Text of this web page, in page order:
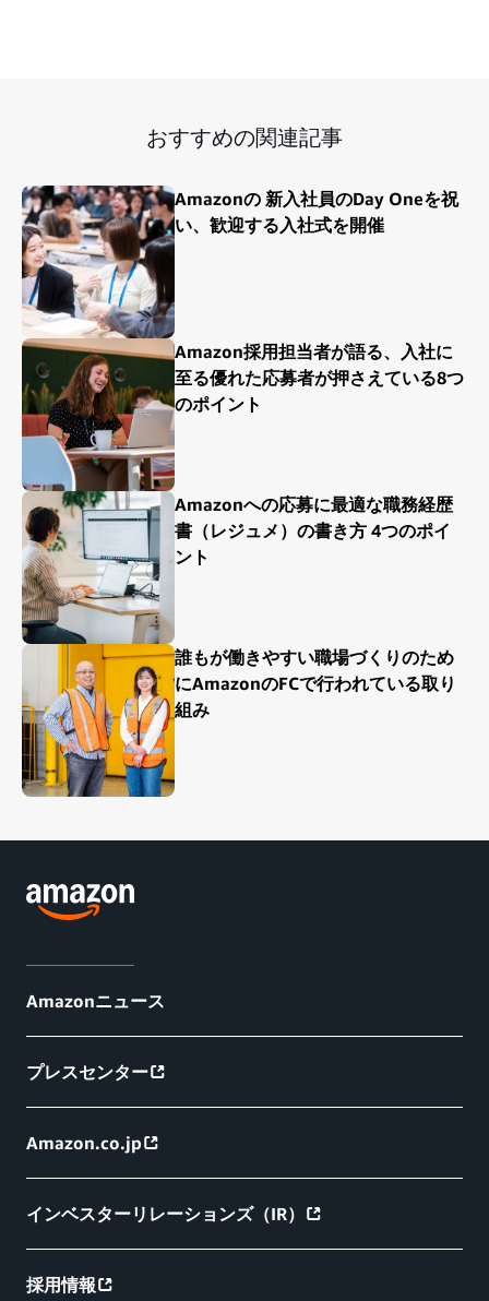
おすすめの関連記事
Amazonの 新入社員のDay Oneを祝
い、歓迎する入社式を開催
Amazon採用担当者が語る、入社に
至る優れた応募者が押さえている8つ
のポイント
Amazonへの応募に最適な職務経歴
書（レジュメ）の書き方 4つのポイ
ント
誰もが働きやすい職場づくりのため
にAmazonのFCで行われている取り
組み
Amazonニュース
プレスセンター
Amazon.co.jp
インベスターリレーションズ（IR）
採用情報